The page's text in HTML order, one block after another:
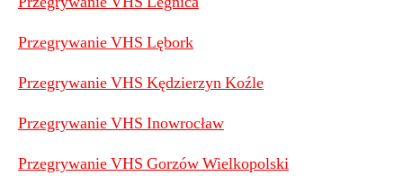
Przegrywanie VHS Lębork
Przegrywanie VHS Kędzierzyn Koźle
Przegrywanie VHS Inowrocław
Przegrywanie VHS Gorzów Wielkopolski